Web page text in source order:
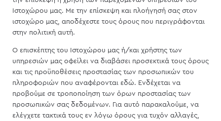
Ιστοχώρου μας. Με την επίσκεψη και πλοήγησή σας στον
ιστοχώρο μας, αποδέχεστε τους όρους που περιγράφονται
στην πολιτική αυτή.
Ο επισκέπτης του Ιστοχώρου μας ή/και χρήστης των
υπηρεσιών μας οφείλει να διαβάσει προσεκτικά τους όρους
και τις προϋποθέσεις προστασίας των προσωπικών του
πληροφοριών που αναφέρονται εδώ. Ενδέχεται να
προβούμε σε τροποποίηση των όρων προστασίας των
προσωπικών σας δεδομένων. Για αυτό παρακαλούμε, να
ελέγχετε τακτικά τους εν λόγω όρους για τυχόν αλλαγές,